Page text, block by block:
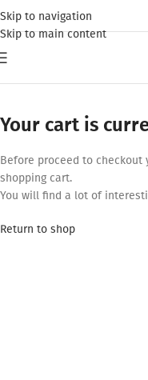
Skip to navigation
Skip to main content
Your cart is
Before proceed to
shopping cart.
You will find a lot of
Return to shop